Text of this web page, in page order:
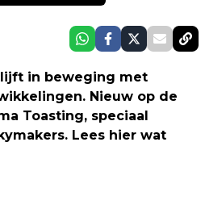
in beweging met
Nieuw op de
Toasting, speciaal
Lees hier wat